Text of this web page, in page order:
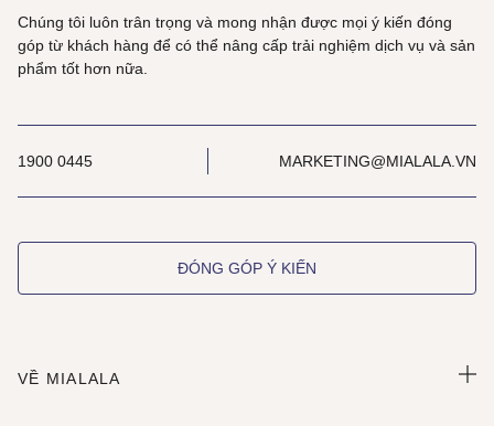
Chúng tôi luôn trân trọng và mong nhận được mọi ý kiến đóng
góp từ khách hàng để có thể nâng cấp trải nghiệm dịch vụ và sản
phẩm tốt hơn nữa.
1900 0445 MARKETING@MIALALA.VN
ĐÓNG GÓP Ý KIẾN
VỀ MIALALA